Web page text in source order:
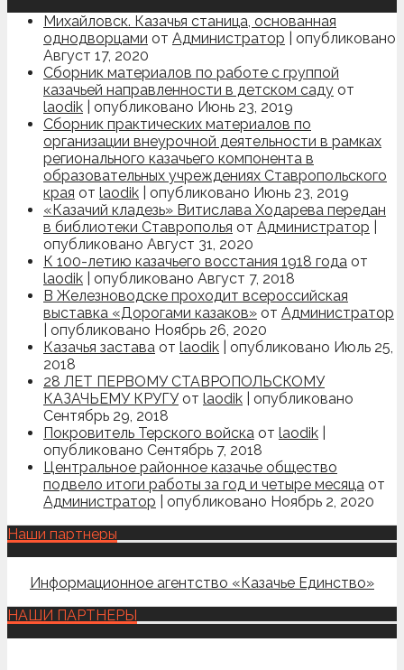
Михайловск. Казачья станица, основанная
однодворцами от Администратор
опубликовано
Август 17, 2020
Сборник материалов по работе с группой
казачьей направленности в детском саду от
laodik
опубликовано Июнь 23, 2019
Сборник практических материалов по
организации внеурочной деятельности в рамках
регионального казачьего компонента в
образовательных учреждениях Ставропольского
края от laodik
опубликовано Июнь 23, 2019
«Казачий кладезь» Витислава Ходарева передан
в библиотеки Ставрополья от Администратор
опубликовано Август 31, 2020
К 100-летию казачьего восстания 1918 года от
laodik
опубликовано Август 7, 2018
В Железноводске проходит всероссийская
выставка «Дорогами казаков» от Администратор
опубликовано Ноябрь 26, 2020
Казачья застава от laodik
опубликовано Июль 25,
2018
28 ЛЕТ ПЕРВОМУ СТАВРОПОЛЬСКОМУ
КАЗАЧЬЕМУ КРУГУ от laodik
опубликовано
Сентябрь 29, 2018
Покровитель Терского войска от laodik
опубликовано Сентябрь 7, 2018
Центральное районное казачье общество
подвело итоги работы за год и четыре месяца от
Администратор
опубликовано Ноябрь 2, 2020
Наши партнеры
Информационное агентство «Казачье Единство»
НАШИ ПАРТНЕРЫ